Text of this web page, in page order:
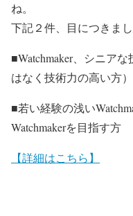
ね。
下記２件、目につきま
■Watchmaker、シニア
はなく技術力の高い方）
■若い経験の浅い
Watchmakerを目指す方
【詳細はこちら】